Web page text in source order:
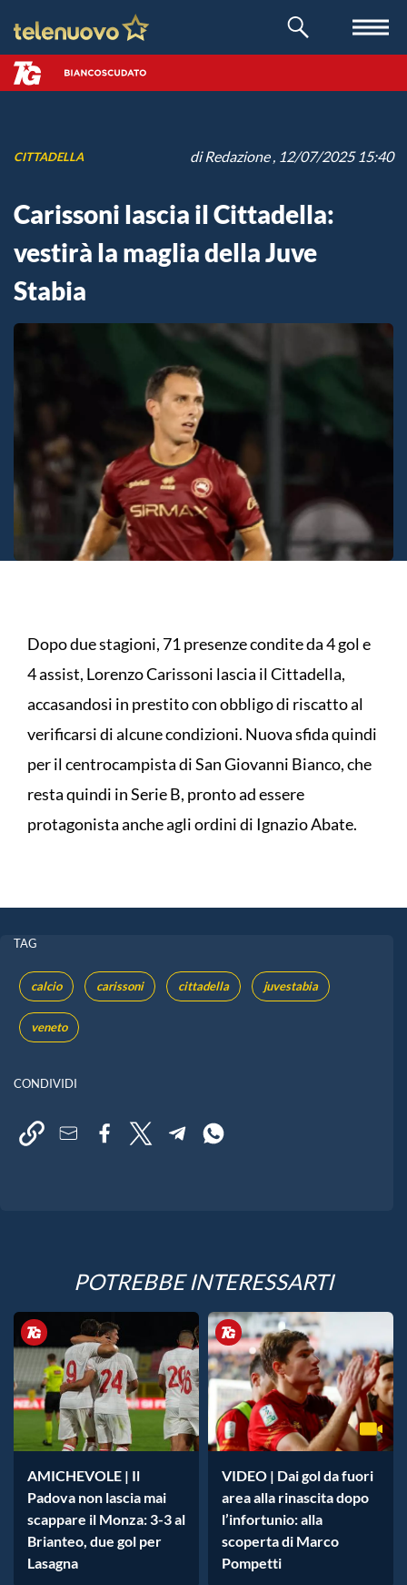
CITTADELLA diRedazione, 12/07/2025 15:40
Carissoni lascia il Cittadella:
vestirà la maglia della Juve
Stabia
Dopo due stagioni, 71 presenze condite da 4 gol e
4 assist, Lorenzo Carissoni lascia il Cittadella,
accasandosi in prestito con obbligo di riscatto al
verificarsi di alcune condizioni. Nuova sfida quindi
per il centrocampista di San Giovanni Bianco, che
resta quindi in Serie B, pronto ad essere
protagonista anche agli ordini di Ignazio Abate.
TAG
calcio carissoni cittadella juvestabia
veneto
CONDIVIDI
POTREBBE INTERESSARTI
AMICHEVOLE | Il
Padova non lascia mai
scappare il Monza: 3-3 al
Brianteo, due gol per
Lasagna
VIDEO | Dai gol da fuori
area alla rinascita dopo
l’infortunio: alla
scoperta di Marco
Pompetti